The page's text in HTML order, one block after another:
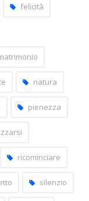
felicità
natura
pienezza
ricominciare
silenzio